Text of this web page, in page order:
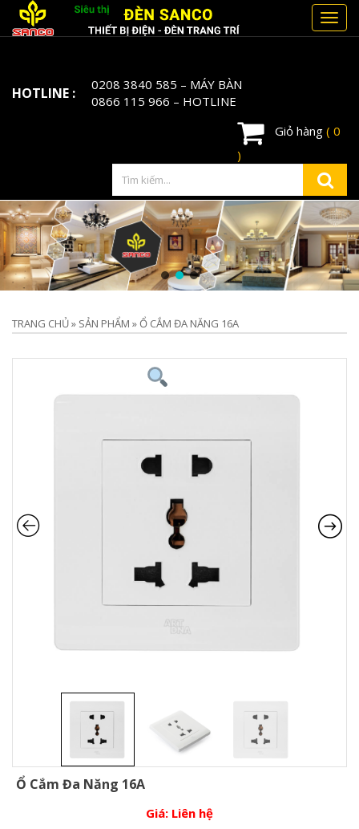
HOTLINE : 0208 3840 585 – MÁY BÀN
0866 115 966 – HOTLINE
Giỏ hàng ( 0
)
TRANG CHỦ» SẢN PHẨM »Ổ CẮM ĐA NĂNG 16A
Ổ Cắm Đa Năng 16A
Giá: Liên hệ